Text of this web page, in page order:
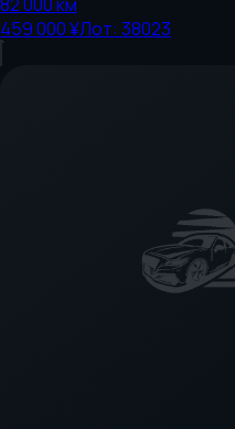
459 000 ¥Лот: 38023